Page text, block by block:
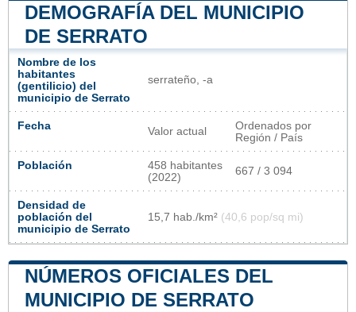
DEMOGRAFÍA DEL MUNICIPIO
DE SERRATO
Nombre de los
habitantes
(gentilicio) del
municipio de Serrato
serrateño, -a
Fecha Valor actual
Ordenados por
Región / País
Población
458 habitantes
(2022)
667 / 3 094
Densidad de
población del
municipio de Serrato
15,7 hab./km² (40,6 pop/sq mi)
NÚMEROS OFICIALES DEL
MUNICIPIO DE SERRATO